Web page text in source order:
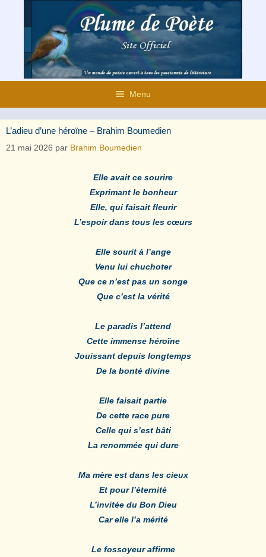
contenu
Menu
L’adieu d’une héroïne – Brahim Boumedien
21 mai 2026 par Brahim Boumedien
Elle avait ce sourire
Exprimant le bonheur
Elle, qui faisait fleurir
L’espoir dans tous les cœurs
Elle sourit à l’ange
Venu lui chuchoter
Que ce n’est pas un songe
Que c’est la vérité
Le paradis l’attend
Cette immense héroïne
Jouissant depuis longtemps
De la bonté divine
Elle faisait partie
De cette race pure
Celle qui s’est bâti
La renommée qui dure
Ma mère est dans les cieux
Et pour l’éternité
L’invitée du Bon Dieu
Car elle l’a mérité
Le fossoyeur affirme